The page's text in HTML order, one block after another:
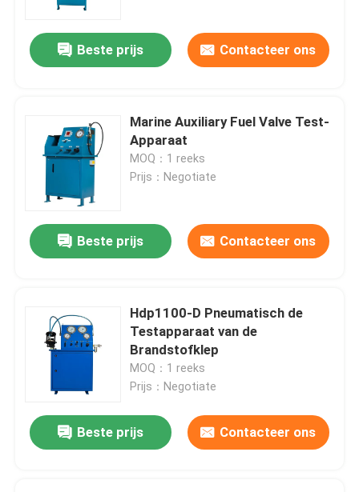
Beste prijs Contacteer ons
Marine Auxiliary Fuel Valve Test-
Apparaat
MOQ：1 reeks
Prijs：Negotiate
Beste prijs Contacteer ons
Hdp1100-D Pneumatisch de
Testapparaat van de
Brandstofklep
MOQ：1 reeks
Prijs：Negotiate
Beste prijs Contacteer ons